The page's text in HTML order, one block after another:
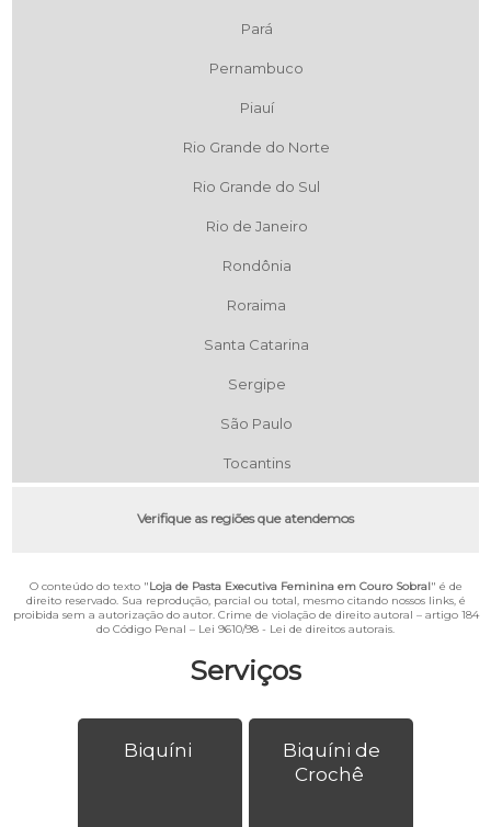
Serviços
Biquíni
Biquíni de
Crochê
Pará
Pernambuco
Piauí
Rio Grande do Norte
Rio Grande do Sul
Rio de Janeiro
Rondônia
Roraima
Santa Catarina
Sergipe
São Paulo
Tocantins
Verifique as regiões que atendemos
O conteúdo do texto "Loja de Pasta Executiva Feminina em Couro Sobral" é de
direito reservado. Sua reprodução, parcial ou total, mesmo citando nossos links, é
proibida sem a autorização do autor. Crime de violação de direito autoral – artigo 184
do Código Penal – Lei 9610/98 - Lei de direitos autorais.